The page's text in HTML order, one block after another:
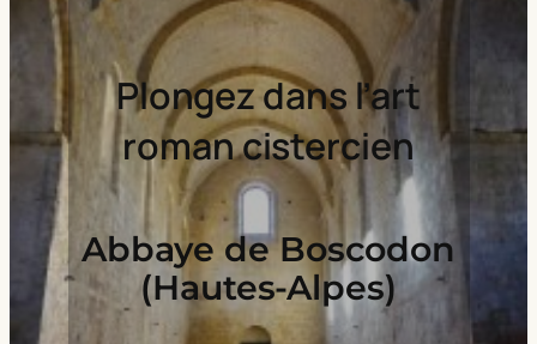
Plongez dans l’art
roman cistercien
Abbaye de Boscodon
(Hautes-Alpes)